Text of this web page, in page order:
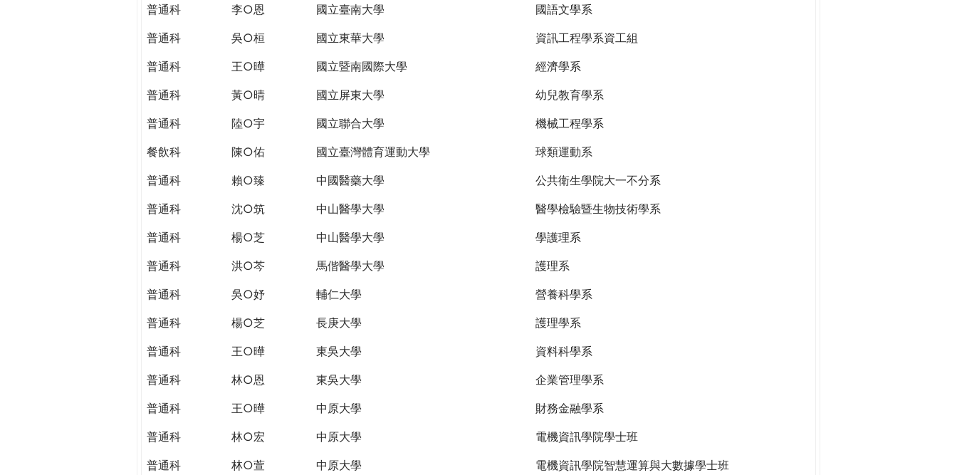
普通科 李○恩 國立臺南大學
國語文學系
普通科
吳○桓 國立東華大學
資訊工程學系資工組
普通科
王○曄 國立暨南國際大學
經濟學系
普通科
黃○晴 國立屏東大學
幼兒教育學系
普通科
陸○宇 國立聯合大學
機械工程學系
餐飲科
陳○佑 國立臺灣體育運動大學
球類運動系
普通科
賴○臻 中國醫藥大學
公共衛生學院大一不分系
普通科
沈○筑 中山醫學大學
醫學檢驗暨生物技術學系
普通科
楊○芝 中山醫學大學
學護理系
普通科
洪○芩 馬偕醫學大學
護理系
普通科
吳○妤 輔仁大學
營養科學系
普通科
楊○芝 長庚大學
護理學系
普通科
王○曄 東吳大學
資料科學系
普通科
林○恩 東吳大學
企業管理學系
普通科
王○曄 中原大學
財務金融學系
普通科
林○宏 中原大學
電機資訊學院學士班
普通科
林○萱 中原大學
電機資訊學院智慧運算與大數據學士班